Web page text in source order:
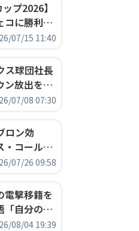
プ2026】
コに勝利し
首位通
07/15 11:40
ス球団社長
ン放出を説
2人の選手
07/08 07:30
ロン効
・コールド
ンティシク
07/26 09:58
電撃移籍を
「自分のエ
とのため
08/04 19:39